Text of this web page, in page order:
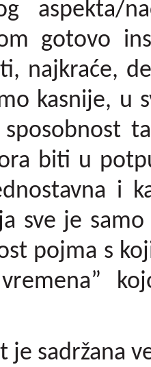
aspekta/
gotovo
najkraće,
kasnije, u
biti u
i
sve je
pojma s
je sadržana